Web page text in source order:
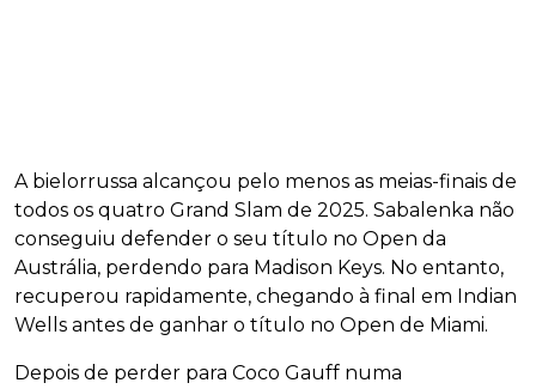
A bielorrussa alcançou pelo menos as meias-finais de
todos os quatro Grand Slam de 2025. Sabalenka não
conseguiu defender o seu título no Open da
Austrália, perdendo para Madison Keys. No entanto,
recuperou rapidamente, chegando à final em Indian
Wells antes de ganhar o título no Open de Miami.
Depois de perder para Coco Gauff numa